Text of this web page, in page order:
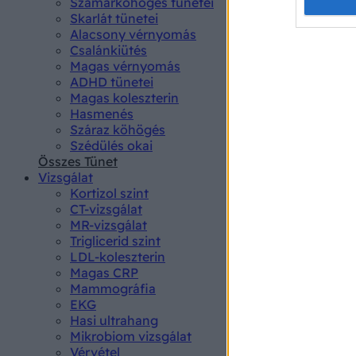
Skarlát tünetei
Alacsony vérnyomás
Csalánkiütés
Magas vérnyomás
ADHD tünetei
Magas koleszterin
Hasmenés
Száraz köhögés
Szédülés okai
Összes Tünet
Vizsgálat
Kortizol szint
CT-vizsgálat
MR-vizsgálat
Triglicerid szint
LDL-koleszterin
Magas CRP
Mammográfia
EKG
Hasi ultrahang
Mikrobiom vizsgálat
Vérvétel